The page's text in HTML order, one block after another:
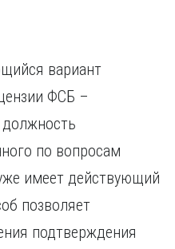
вариант
ФСБ –
должность
по вопросам
имеет действующий
позволяет
подтверждения